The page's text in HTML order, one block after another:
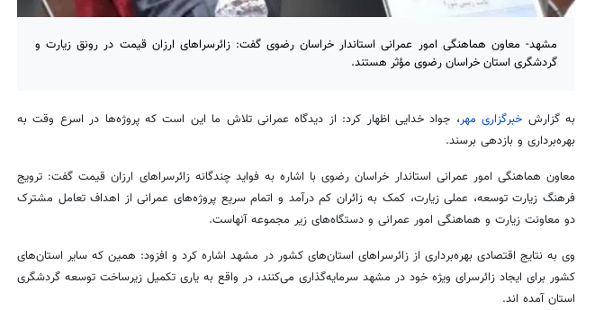
مشهد- معاون هماهنگی امور عمرانی استاندار خراسان رضوی گفت: زائرسراهای ارزان قیمت در رونق زیارت و
گردشگری استان خراسان رضوی مؤثر هستند.
به گزارش خبرگزاری مهر، جواد خدایی اظهار کرد: از دیدگاه عمرانی تلاش ما این است که پروژه‌ها در اسرع وقت به
بهره‌برداری و بازدهی برسند.
معاون هماهنگی امور عمرانی استاندار خراسان رضوی با اشاره به فواید چندگانه زائرسراهای ارزان قیمت گفت: ترویج
فرهنگ زیارت توسعه، عملی زیارت، کمک به زائران کم درآمد و اتمام سریع پروژه‌های عمرانی از اهداف تعامل مشترک
دو معاونت زیارت و هماهنگی امور عمرانی و دستگاه‌های زیر مجموعه آنهاست.
وی به نتایج اقتصادی بهره‌برداری از زائرسراهای استان‌های کشور در مشهد اشاره کرد و افزود: همین که سایر استان‌های
کشور برای ایجاد زائرسرای ویژه خود در مشهد سرمایه‌گذاری می‌کنند، در واقع به یاری تکمیل زیرساخت توسعه گردشگری
استان آمده اند.